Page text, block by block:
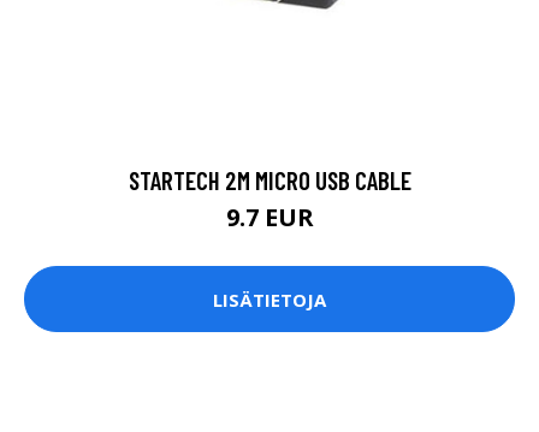
STARTECH 2M MICRO USB CABLE
9.7 EUR
LISÄTIETOJA